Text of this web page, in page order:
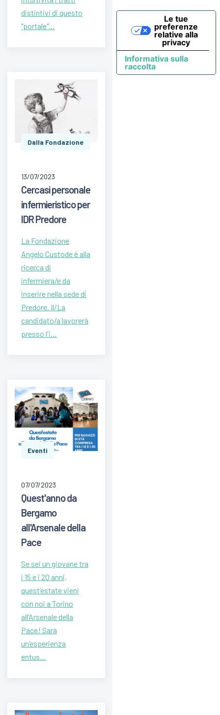
distintivi di questo
"portale"…
Dalla Fondazione
13/07/2023
Cercasi personale
infermieristico per
IDR Predore
La Fondazione
Angelo Custode è alla
ricerca di
infermiera/e da
inserire nella sede di
Predore. Il/La
candidato/a lavorerà
presso l'i…
Eventi
07/07/2023
Quest'anno da
Bergamo
all'Arsenale della
Pace
Se sei un giovane tra
i 15 e i 20 anni,
quest’estate vieni
con noi a Torino
all’Arsenale della
Pace! Sarà
un’esperienza
entus…
Informativa sulla
raccolta
Le tue
preferenze
relative alla
privacy